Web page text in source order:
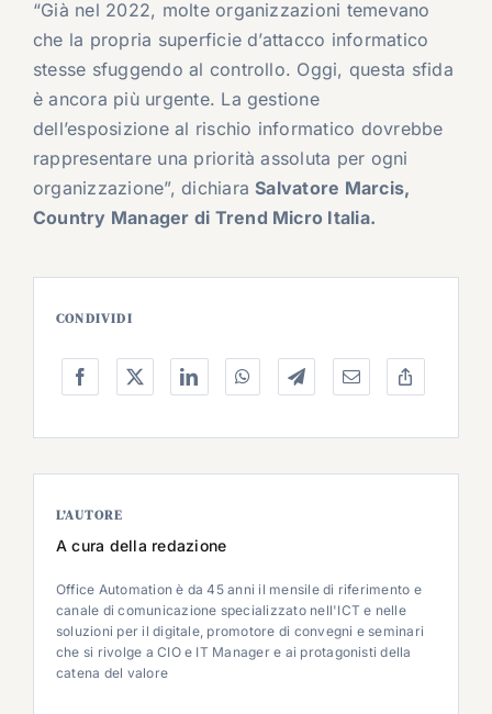
“Già nel 2022, molte organizzazioni temevano
che la propria superficie d’attacco informatico
stesse sfuggendo al controllo. Oggi, questa sfida
è ancora più urgente. La gestione
dell’esposizione al rischio informatico dovrebbe
rappresentare una priorità assoluta per ogni
organizzazione”, dichiaraSalvatore Marcis,
Country Manager di Trend Micro Italia.
CONDIVIDI
L’AUTORE
A cura della redazione
Office Automation è da 45 anni il mensile di riferimento e
canale di comunicazione specializzato nell'ICT e nelle
soluzioni per il digitale, promotore di convegni e seminari
che si rivolge a CIO e IT Manager e ai protagonisti della
catena del valore